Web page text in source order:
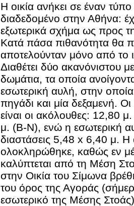
Η οικία ανήκει σε έναν τύπο
διαδεδομένο στην Αθήνα:
εξωτερικά σχήμα ως προς
Κατά πάσα πιθανότητα θα
αποτελούνταν μόνο από το
Διαθέτει δύο ακανόνιστου
δωμάτια, τα οποία
εσωτερική αυλή, στην
πηγάδι και μία δεξαμενή. Οι
είναι οι ακόλουθες: 12,80
μ. (Β-Ν), ενώ η εσωτερική
διαστάσεις 5,48 x 6,40 μ.
ολοκληρώθηκε, καθώς εν
καλύπτεται από τη Μέση
στην Οικία του Σίμωνα
του όρος της Αγοράς
εσωτερικό της Μέσης